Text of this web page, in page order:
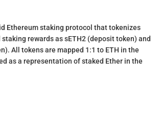
Ethereum staking protocol that tokenizes
rewards as sETH2 (deposit token) and
All tokens are mapped 1:1 to ETH in the
as a representation of staked Ether in the